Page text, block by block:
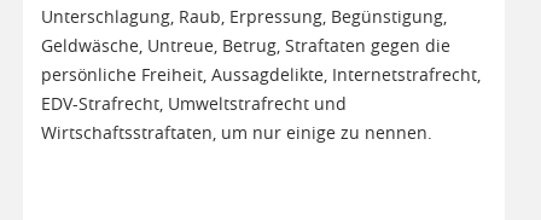
Unterschlagung, Raub, Erpressung, Begünstigung,
Geldwäsche, Untreue, Betrug, Straftaten gegen die
persönliche Freiheit, Aussagdelikte, Internetstrafrecht,
EDV-Strafrecht, Umweltstrafrecht und
Wirtschaftsstraftaten, um nur einige zu nennen.